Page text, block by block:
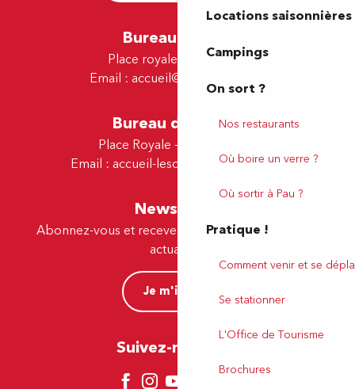
Locations saisonnières
Campings
On sort ?
Nos restaurants
Où boire un verre ?
Où sortir à Pau ?
Pratique !
Comment venir et se
Se stationner
L'Office de Tourisme
Brochures
Bureau de Pau
Place royale - 64000 Pau
Email : accueil@tourismepau.fr
Bureau de Lescar
Place Royale - 64230 Lescar
Email : accueil-lescar@tourismepau.fr
Newsletter
Abonnez-vous et recevez par e-mail nos offres et
actualités.
Je m'inscris
Suivez-nous ici !